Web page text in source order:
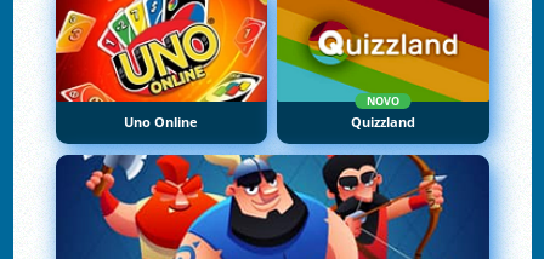
Uno Online
NOVO
Quizzland